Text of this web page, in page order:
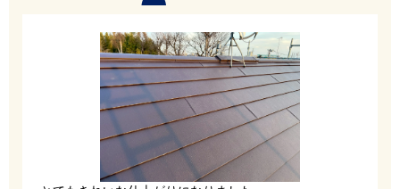
既存屋根の上から、防水のためのルーフィングを
貼ります。